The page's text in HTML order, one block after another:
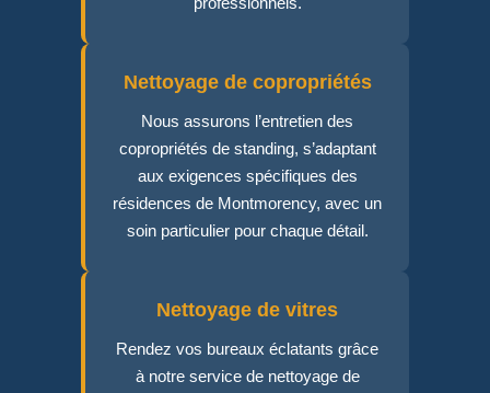
Nettoyage de copropriétés
Nous assurons l’entretien des
copropriétés de standing, s’adaptant
aux exigences spécifiques des
résidences de Montmorency, avec un
soin particulier pour chaque détail.
Nettoyage de vitres
Rendez vos bureaux éclatants grâce
à notre service de nettoyage de